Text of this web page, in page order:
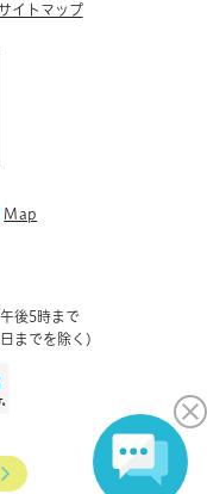
サイトマップ
Map
後5時まで
までを除く)